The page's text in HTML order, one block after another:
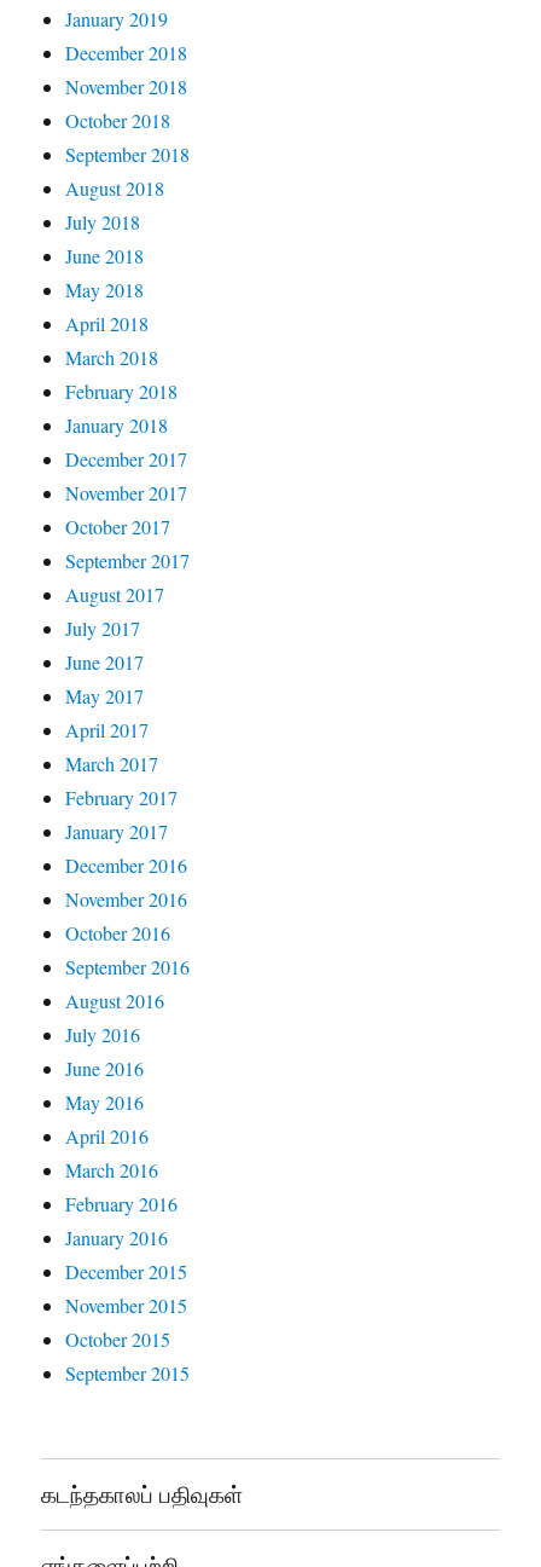
January 2019
December 2018
November 2018
October 2018
September 2018
August 2018
July 2018
June 2018
May 2018
April 2018
March 2018
February 2018
January 2018
December 2017
November 2017
October 2017
September 2017
August 2017
July 2017
June 2017
May 2017
April 2017
March 2017
February 2017
January 2017
December 2016
November 2016
October 2016
September 2016
August 2016
July 2016
June 2016
May 2016
April 2016
March 2016
February 2016
January 2016
December 2015
November 2015
October 2015
September 2015
கடந்தகாலப் பதிவுகள்